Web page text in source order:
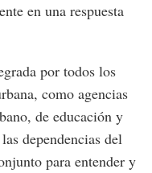
en una respuesta
por todos los
como agencias
de educación y
dependencias del
para entender y